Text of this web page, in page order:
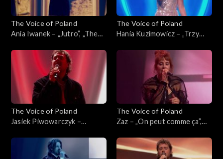
15. edycja
The Voice of Poland
Ania Iwanek – „Jutro”, „The
listopada 2025
The Voice of Poland
Hania Kuzimowicz – „Trzy
Poland”, Finał, 29 listopada
The Voice of Poland
Jasiek Piwowarczyk –
Poland”, Finał, 29 listopada
The Voice of Poland
Zaz – „On peut comme ça”,
29 listopada 2025